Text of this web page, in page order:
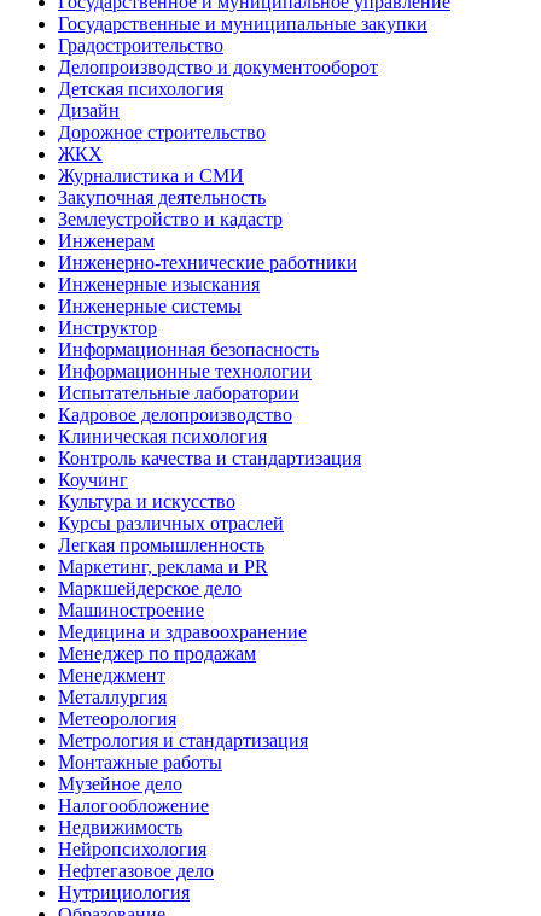
Государственные и муниципальные закупки
Градостроительство
Делопроизводство и документооборот
Детская психология
Дизайн
Дорожное строительство
ЖКХ
Журналистика и СМИ
Закупочная деятельность
Землеустройство и кадастр
Инженерам
Инженерно-технические работники
Инженерные изыскания
Инженерные системы
Инструктор
Информационная безопасность
Информационные технологии
Испытательные лаборатории
Кадровое делопроизводство
Клиническая психология
Контроль качества и стандартизация
Коучинг
Культура и искусство
Курсы различных отраслей
Легкая промышленность
Маркетинг, реклама и PR
Маркшейдерское дело
Машиностроение
Медицина и здравоохранение
Менеджер по продажам
Менеджмент
Металлургия
Метеорология
Метрология и стандартизация
Монтажные работы
Музейное дело
Налогообложение
Недвижимость
Нейропсихология
Нефтегазовое дело
Нутрициология